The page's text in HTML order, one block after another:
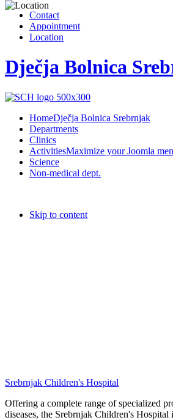
Contact
Appointment
Location
Dječja Bolnica
HomeDječja Bolnica Srebrnjak
Departments
Clinics
ActivitiesMaximize your Joomla
Science
Non-medical dept.
Skip to content
Srebrnjak Children's Hospital
Offering a complete range of specialized
diseases, the Srebrnjak Children's